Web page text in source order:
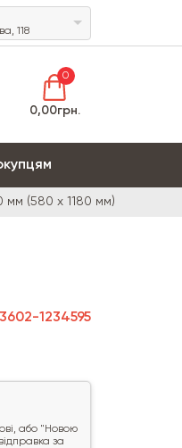
118
0
0,00грн.
мм (580 х 1180 мм)
1234595
або "Новою
за